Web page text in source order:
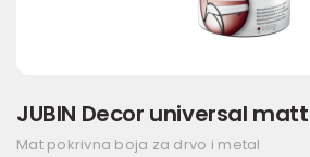
JUBIN Decor universal matt
Mat pokrivna boja za drvo i metal